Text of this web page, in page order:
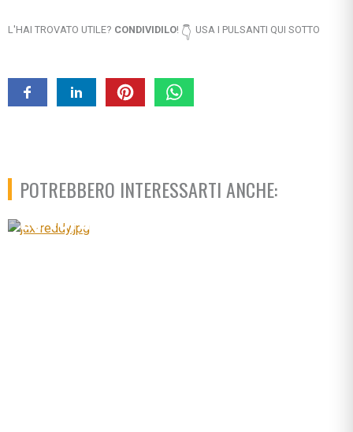
L'HAI TROVATO UTILE? CONDIVIDILO! 👇 USA I PULSANTI QUI SOTTO
POTREBBERO INTERESSARTI ANCHE:
La vera storia di Jax e Reddy